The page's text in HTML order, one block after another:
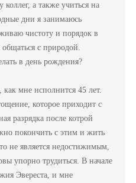
коллег, а также учиться на
дни я занимаюсь
чистоту и порядок в
с природой.
в день рождения?
как мне исполнится 45 лет.
которое приходит с
разрядка после котрой
покончить с этим и жить
не является недостижимым,
упорно трудиться. В начале
Эвереста, и мне